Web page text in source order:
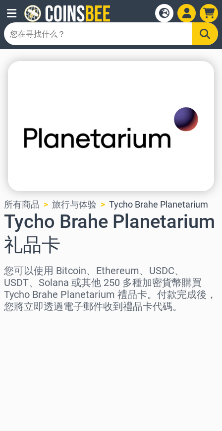
所有商品 旅行与体验 Tycho Brahe Planetarium
Tycho Brahe Planetarium
礼品卡
您可以使用 Bitcoin、Ethereum、USDC、
USDT、Solana 或其他 250 多種加密貨幣購買
Tycho Brahe Planetarium 禮品卡。付款完成後，
您將立即透過電子郵件收到禮品卡代碼。